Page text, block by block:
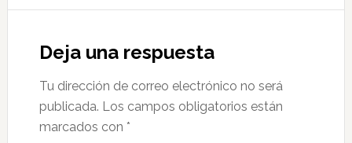
Deja una respuesta
Tu dirección de correo electrónico no será
publicada. Los campos obligatorios están
marcados con *